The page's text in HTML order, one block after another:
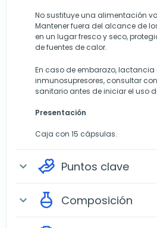
No sustituye una alimentación
Mantener fuera del alcance de
en un lugar fresco y seco,
de fuentes de calor.
En caso de embarazo,
inmunosupresores, consultar
sanitario antes de iniciar el uso
Presentación
Caja con 15 cápsulas.
expand_more Puntos clave
expand_more Composición